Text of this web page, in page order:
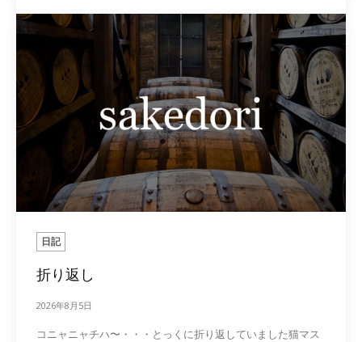
日記
折り返し
2026年8月5日
コニャニャチハ〜・・・とっくに折り返していました猫マス